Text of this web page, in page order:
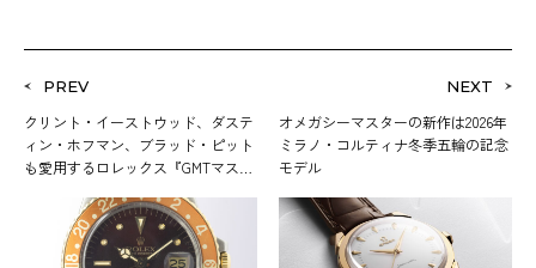
PREV
クリント・イーストウッド、ダステ
ィン・ホフマン、ブラッド・ピット
も愛用するロレックス『GMTマスタ
NEXT
オメガシーマスターの新作は2026年
ミラノ・コルティナ冬季五輪の記念
モデル